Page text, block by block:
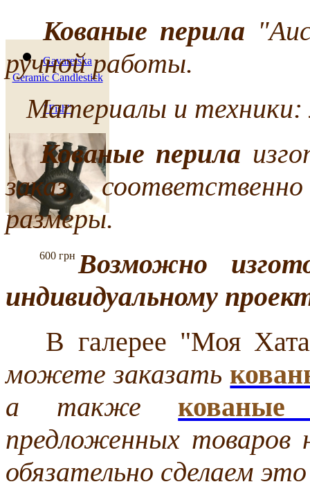
Gavaretska
Ceramic Candlestick
"Fish"
600 грн
Кованые перила
ручной работы.
Материалы и техники:
Кованые перила
заказ,
размеры.
Возможно
индивидуальному
В галерее "Моя
можете заказать
а такжекованые
предложенных
обязательно сделаем